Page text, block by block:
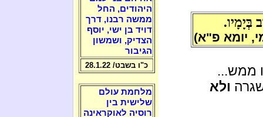
בְּיָמָיו.
יומא פ"א)
ממש...
ולא
היהודים, החל
ממשה רבנו, דרך
דויד בן ישי, יוסף
הצדיק, ושמשון
הגיבור
כ"ו בשבט/ 28.1.22
מלחמת עולם
שלישית בין
רוסיה לאוקראינה